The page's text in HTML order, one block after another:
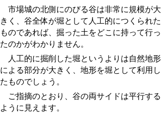
市場城の北側にのびる谷は非常に規模が大
きく、谷全体が堀として人工的につくられた
ものであれば、掘った土をどこに持って行っ
たのかがわかりません。
人工的に掘削した堀というよりは自然地形
による部分が大きく、地形を堀として利用し
たものでしょう。
ご指摘のとおり、谷の両サイドは平行する
ように見えます。